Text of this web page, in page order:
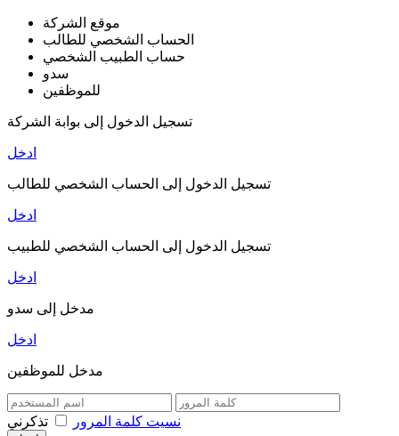
موقع الشركة
الحساب الشخصي للطالب
حساب الطبيب الشخصي
سدو
للموظفين
تسجيل الدخول إلى بوابة الشركة
ادخل
تسجيل الدخول إلى الحساب الشخصي للطالب
ادخل
تسجيل الدخول إلى الحساب الشخصي للطبيب
ادخل
مدخل إلى سدو
ادخل
مدخل للموظفين
نسيت كلمة المرور تذكرني